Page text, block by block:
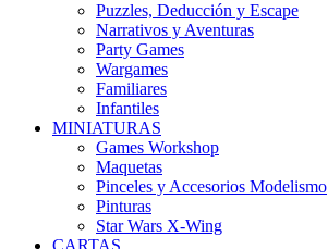
Puzzles, Deducción y Escape
Narrativos y Aventuras
Party Games
Wargames
Familiares
Infantiles
MINIATURAS
Games Workshop
Maquetas
Pinceles y Accesorios Modelismo
Pinturas
Star Wars X-Wing
CARTAS